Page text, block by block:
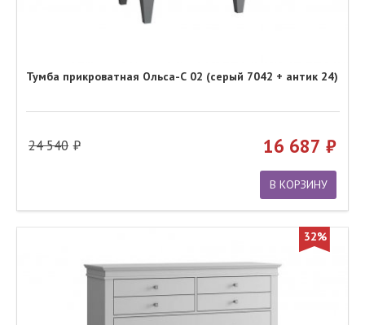
Тумба прикроватная Ольса-С 02 (серый 7042 + антик 24)
24 540 16 687
В КОРЗИНУ
32%